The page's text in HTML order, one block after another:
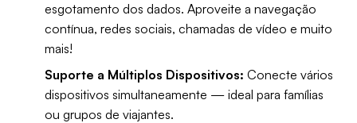
esgotamento dos dados. Aproveite a navegação
contínua, redes sociais, chamadas de vídeo e muito
mais!
Suporte a Múltiplos Dispositivos: Conecte vários
dispositivos simultaneamente — ideal para famílias
ou grupos de viajantes.